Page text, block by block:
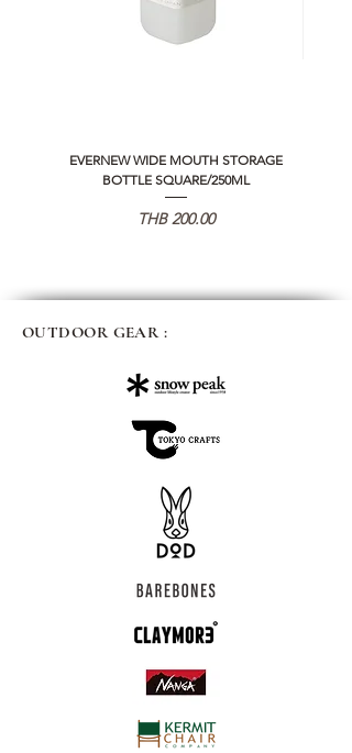
EVERNEW WIDE MOUTH STORAGE
BOTTLE SQUARE/250ML
価格
THB 200.00
OUTDOOR GEAR :